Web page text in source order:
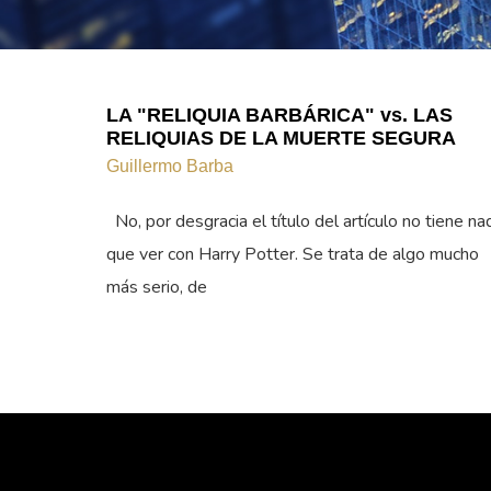
LA "RELIQUIA BARBÁRICA" vs. LAS
RELIQUIAS DE LA MUERTE SEGURA
Guillermo Barba
No, por desgracia el título del artículo no tiene
que ver con Harry Potter. Se trata de algo mucho
más serio, de